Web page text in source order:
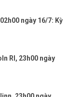
ngày 16/7: Kỳ
RI, 23h00 ngày